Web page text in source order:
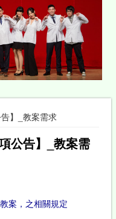
】_教案需求
公告】_教案需
案，之相關規定